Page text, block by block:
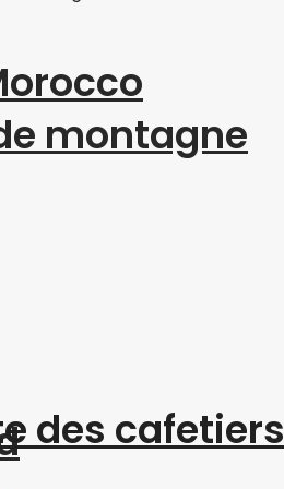
montagne
des cafetiers